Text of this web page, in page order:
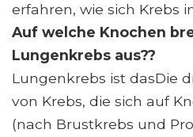
erfahren, wie sich Krebs
Auf welche Knochen
Lungenkrebs aus??
Lungenkrebs ist dasDie
von Krebs, die sich auf
(nach Brustkrebs und